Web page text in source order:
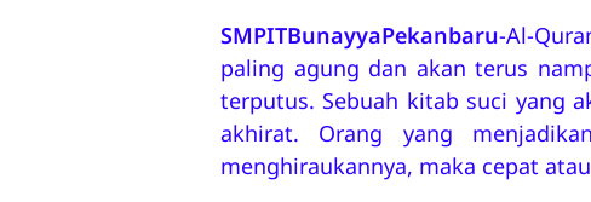
SMPITBunayyaPekanbaru-Al-
paling agung dan akan terus
terputus. Sebuah kitab suci yang
akhirat. Orang yang
menghiraukannya, maka cepat